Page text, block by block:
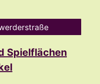
Spielflächen